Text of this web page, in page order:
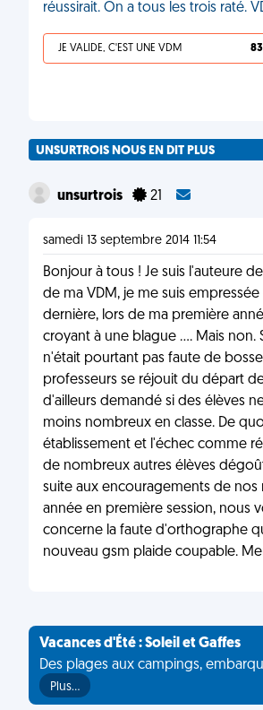
réussirait. On a tous les trois raté.
JE VALIDE, C'EST UNE VDM
UNSURTROIS NOUS EN DIT PLUS
unsurtrois 21
samedi 13 septembre 2014 11:54
Bonjour à tous ! Je suis l'auteure
de ma VDM, je me suis
dernière, lors de ma première
croyant à une blague .... Mais non.
n'était pourtant pas faute de
professeurs se réjouit du départ
d'ailleurs demandé si des élèves
moins nombreux en classe. De
établissement et l'échec comme
de nombreux autres élèves
suite aux encouragements de
année en première session, nous
concerne la faute d'orthographe
nouveau gsm plaide coupable.
Vacances d'Été : Soleil et Gaffes
Des plages aux campings,
Plus…